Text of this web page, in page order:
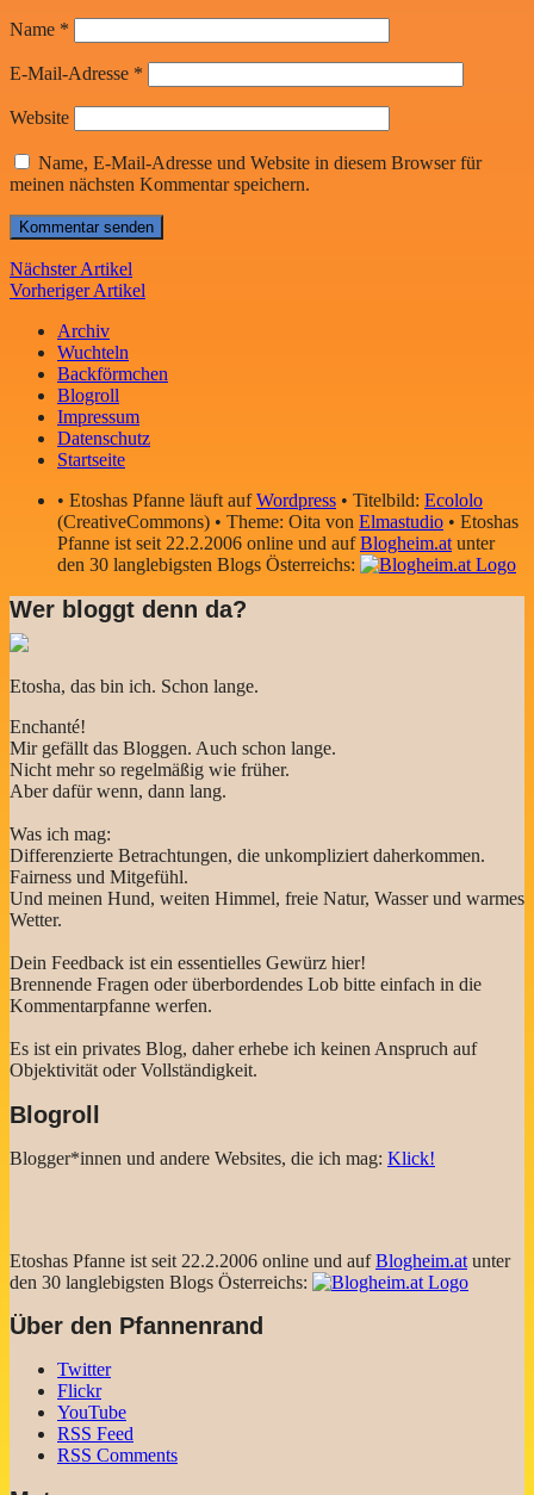
Name *
E-Mail-Adresse *
Website
Name, E-Mail-Adresse und Website in diesem Browser für
meinen nächsten Kommentar speichern.
Nächster Artikel
Vorheriger Artikel
Archiv
Wuchteln
Backförmchen
Blogroll
Impressum
Datenschutz
Startseite
• Etoshas Pfanne läuft aufWordpress • Titelbild: Ecololo
(CreativeCommons) • Theme: Oita von Elmastudio • Etoshas
Pfanne ist seit 22.2.2006 online und aufBlogheim.atunter
den 30 langlebigsten Blogs Österreichs:
Wer bloggt denn da?
Etosha, das bin ich. Schon lange.
Enchanté!
Mir gefällt das Bloggen. Auch schon lange.
Nicht mehr so regelmäßig wie früher.
Aber dafür wenn, dann lang.
Was ich mag:
Differenzierte Betrachtungen, die unkompliziert daherkommen.
Fairness und Mitgefühl.
Und meinen Hund, weiten Himmel, freie Natur, Wasser und warmes
Wetter.
Dein Feedback ist ein essentielles Gewürz hier!
Brennende Fragen oder überbordendes Lob bitte einfach in die
Kommentarpfanne werfen.
Es ist ein privates Blog, daher erhebe ich keinen Anspruch auf
Objektivität oder Vollständigkeit.
Blogroll
Blogger*innen und andere Websites, die ich mag: Klick!
Etoshas Pfanne ist seit 22.2.2006 online und aufBlogheim.at unter
den 30 langlebigsten Blogs Österreichs:
Über den Pfannenrand
Twitter
Flickr
YouTube
RSS Feed
RSS Comments